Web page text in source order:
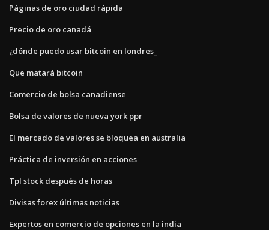
Páginas de oro ciudad rápida
Precio de oro canadá
¿dónde puedo usar bitcoin en londres_
Que matará bitcoin
Comercio de bolsa canadiense
Bolsa de valores de nueva york ppr
El mercado de valores se bloquea en australia
Práctica de inversión en acciones
Tpl stock después de horas
Divisas forex últimas noticias
Expertos en comercio de opciones en la india